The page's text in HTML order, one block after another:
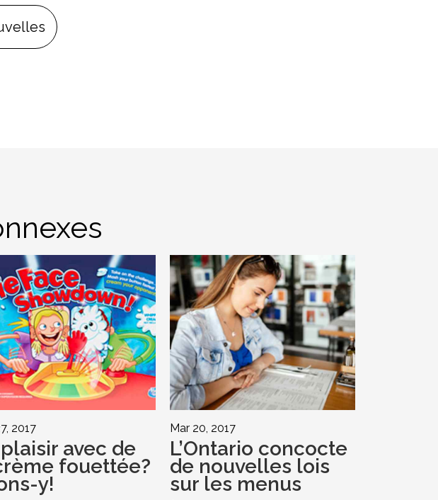
2017
avec de
fouettée?
y!
Mar 20, 2017
L’Ontario concocte
de nouvelles lois
sur les menus